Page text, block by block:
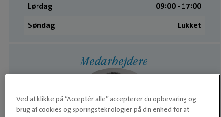
Lørdag
09:00 ­- 17:00
Søndag
Lukket
Medarbejdere
Ved at klikke på “Acceptér alle” accepterer du opbevaring og
brug af cookies og sporingsteknologier på din enhed for at